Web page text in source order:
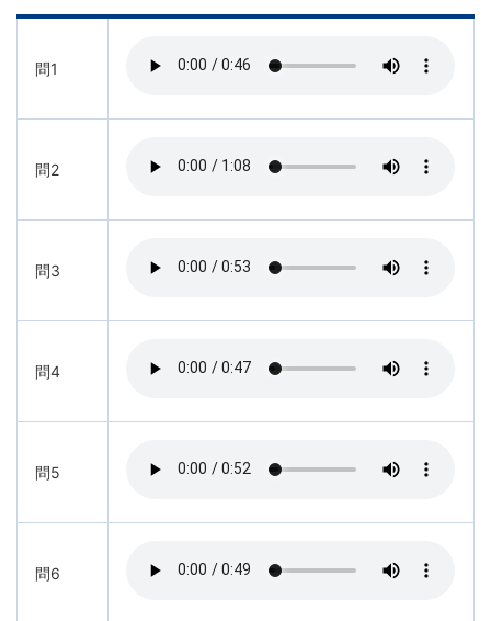
問1
問2
問3
問4
問5
問6